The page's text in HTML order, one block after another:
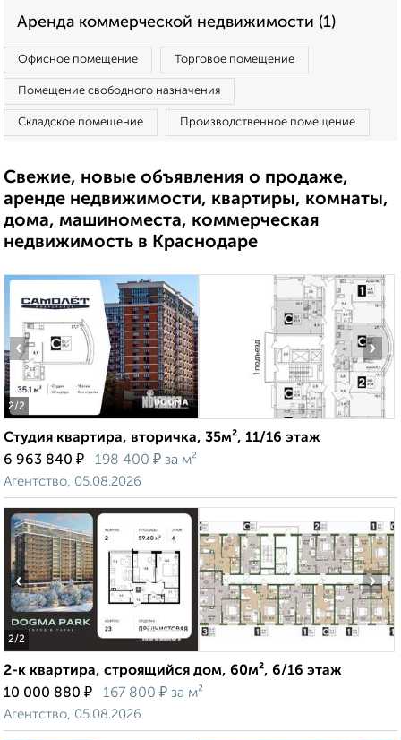
Аренда коммерческой недвижимости (1)
Офисное помещение Торговое помещение
Помещение свободного назначения
Складское помещение Производственное помещение
Свежие, новые объявления о продаже,
аренде недвижимости, квартиры, комнаты,
дома, машиноместа, коммерческая
недвижимость в Краснодаре
2/2
‹ ›
Студия квартира, вторичка, 35м², 11/16 этаж
6 963 840 ₽ 198 400 ₽ за м²
Агентство, 05.08.2026
2/2
‹ ›
2-к квартира, строящийся дом, 60м², 6/16 этаж
10 000 880 ₽ 167 800 ₽ за м²
Агентство, 05.08.2026